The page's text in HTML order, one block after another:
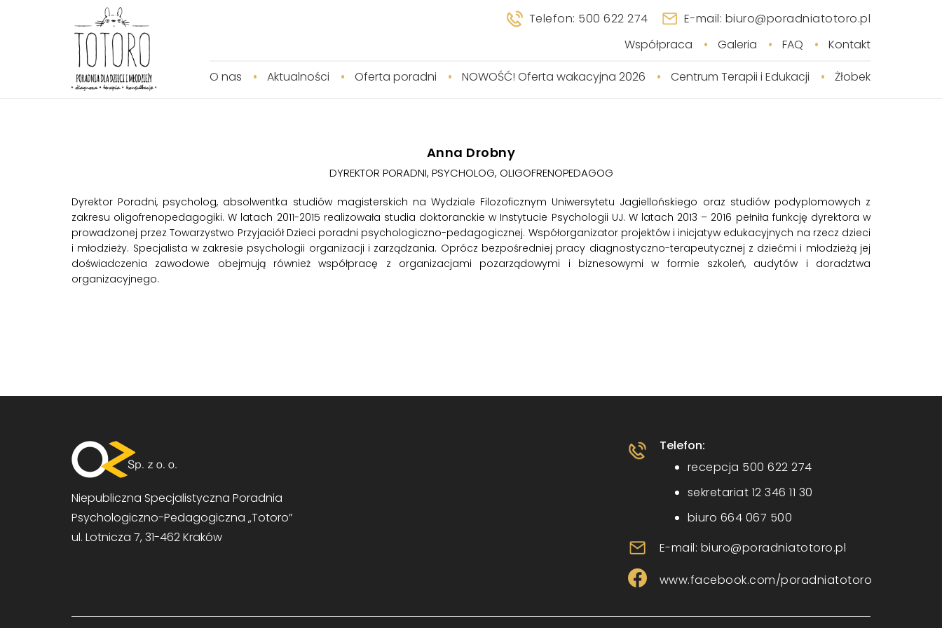
Telefon: 500 622 274
E-mail: biuro@poradniatotoro.pl
Współpraca
Galeria FAQ
Kontakt
O nas
Aktualności Oferta poradni NOWOŚĆ! Oferta wakacyjna 2026 Centrum Terapii i Edukacji Żłobek
Anna Drobny
DYREKTOR PORADNI, PSYCHOLOG, OLIGOFRENOPEDAGOG
Dyrektor Poradni, psycholog, absolwentka studiów magisterskich na Wydziale Filozoficznym Uniwersytetu Jagiellońskiego oraz studiów podyplomowych z
zakresu oligofrenopedagogiki. W latach 2011-2015 realizowała studia doktoranckie w Instytucie Psychologii UJ. W latach 2013 – 2016 pełniła funkcję dyrektora w
prowadzonej przez Towarzystwo Przyjaciół Dzieci poradni psychologiczno-pedagogicznej. Współorganizator projektów i inicjatyw edukacyjnych na rzecz dzieci
i młodzieży. Specjalista w zakresie psychologii organizacji i zarządzania. Oprócz bezpośredniej pracy diagnostyczno-terapeutycznej z dziećmi i młodzieżą jej
doświadczenia zawodowe obejmują również współpracę z organizacjami pozarządowymi i biznesowymi w formie szkoleń, audytów i doradztwa
organizacyjnego.
Niepubliczna Specjalistyczna Poradnia
Psychologiczno-Pedagogiczna „Totoro”
ul. Lotnicza 7, 31-462 Kraków
Telefon:
recepcja 500 622 274
sekretariat 12 346 11 30
biuro 664 067 500
E-mail: biuro@poradniatotoro.pl
www.facebook.com/poradniatotoro